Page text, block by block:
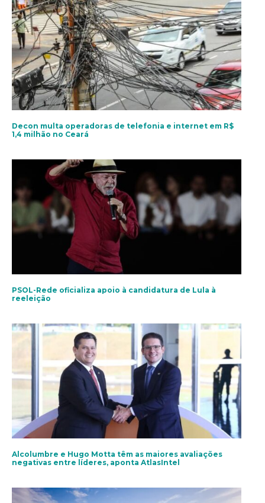
Decon multa operadoras de telefonia e internet em R$
1,4 milhão no Ceará
PSOL-Rede oficializa apoio à candidatura de Lula à
reeleição
Alcolumbre e Hugo Motta têm as maiores avaliações
negativas entre líderes, aponta AtlasIntel